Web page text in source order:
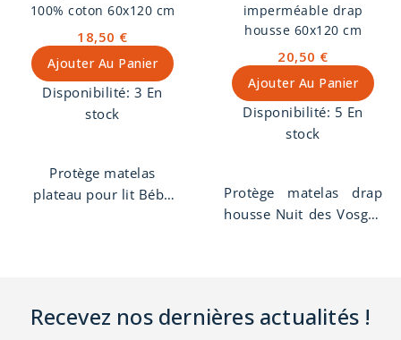
100% coton 60x120 cm
18,50 €
Ajouter Au Panier
Disponibilité: 3 En
stock
Protège matelas
plateau pour lit Bébé
imperméable drap
housse 60x120 cm
20,50 €
Ajouter Au Panier
Disponibilité: 5 En
stock
Protège matelas drap
housse Nuit des Vosges
imperméable.
Recevez nos dernières actualités !